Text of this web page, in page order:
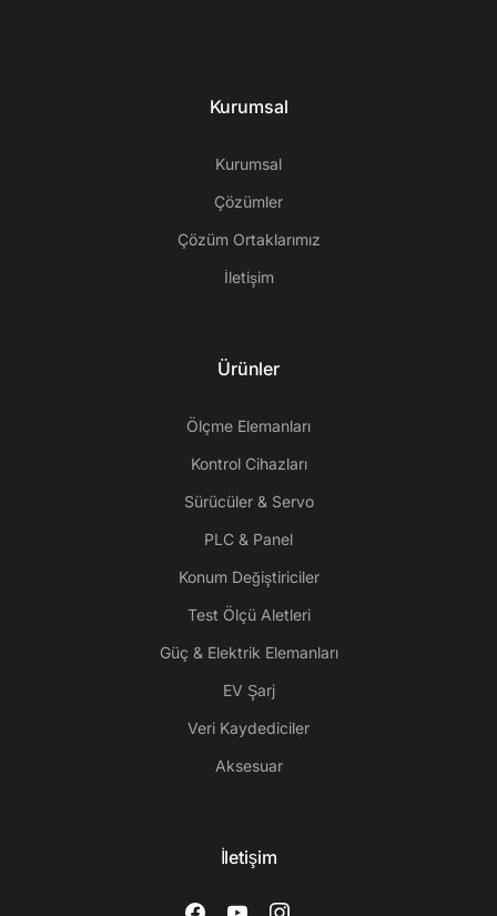
Kurumsal
Kurumsal
Çözümler
Çözüm Ortaklarımız
İletişim
Ürünler
Ölçme Elemanları
Kontrol Cihazları
Sürücüler & Servo
PLC & Panel
Konum Değiştiriciler
Test Ölçü Aletleri
Güç & Elektrik Elemanları
EV Şarj
Veri Kaydediciler
Aksesuar
İletişim